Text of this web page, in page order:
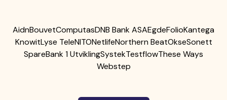
AidnBouvetComputasDNB Bank ASAEgdeFolioKantega
KnowitLyse TeleNITONetlifeNorthern BeatOkseSonett
SpareBank 1 UtviklingSystekTestflowThese Ways
Webstep